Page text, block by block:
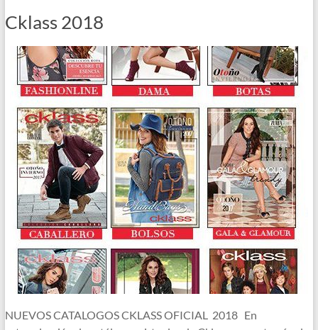
Cklass 2018
NUEVOS CATALOGOS CKLASS OFICIAL 2018 En